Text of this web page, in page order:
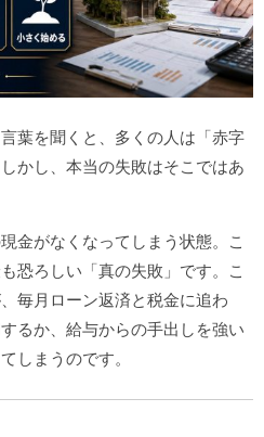
葉を聞くと、多くの人は「赤字
かし、本当の失敗はそこではあ
金がなくなってしまう状態。こ
恐ろしい「真の失敗」です。こ
毎月ローン返済と税金に追わ
るか、給与からの手出しを強い
しまうのです。